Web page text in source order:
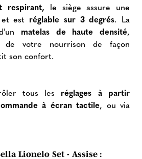
respirant, le siège assure une
est réglable sur 3 degrés. La
matelas de haute densité,
votre nourrison de façon
son confort.
tous les réglages à partir
à écran tactile, ou via
Lionelo Set - Assise :